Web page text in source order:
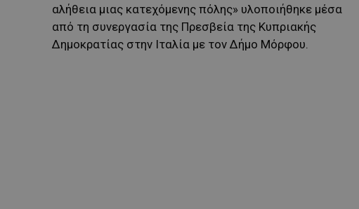
αλήθεια μιας κατεχόμενης πόλης» υλοποιήθηκε μέσα
από τη συνεργασία της Πρεσβεία της Κυπριακής
Δημοκρατίας στην Ιταλία με τον Δήμο Μόρφου.